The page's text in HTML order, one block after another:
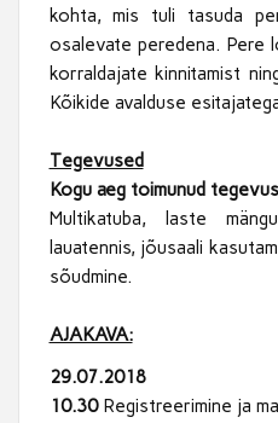
kohta, mis tuli tasuda
osalevate peredena. Pere
korraldajate kinnitamist
Kõikide avalduse
Tegevused
Kogu aeg toimunud
Multikatuba, laste
lauatennis, jõusaali
sõudmine.
AJAKAVA:
29.07.2018
10.30Registreerimine ja